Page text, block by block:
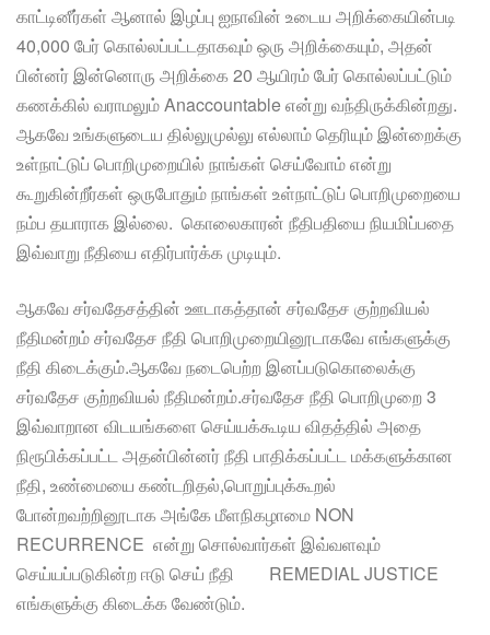
காட்டினீர்கள் ஆனால் இழப்பு ஐநாவின் உடைய அறிக்கையின்படி
40,000 பேர் கொல்லப்பட்டதாகவும் ஒரு அறிக்கையும், அதன்
பின்னர் இன்னொரு அறிக்கை 20 ஆயிரம் பேர் கொல்லப்பட்டும்
கணக்கில் வராமலும் Anaccountable என்று வந்திருக்கின்றது.
ஆகவே உங்களுடைய தில்லுமுல்லு எல்லாம் தெரியும் இன்றைக்கு
உள்நாட்டுப் பொறிமுறையில் நாங்கள் செய்வோம் என்று
கூறுகின்றீர்கள் ஒருபோதும் நாங்கள் உள்நாட்டுப் பொறிமுறையை
நம்ப தயாராக இல்லை. கொலைகாரன் நீதிபதியை நியமிப்பதை
இவ்வாறு நீதியை எதிர்பார்க்க முடியும்.
ஆகவே சர்வதேசத்தின் ஊடாகத்தான் சர்வதேச குற்றவியல்
நீதிமன்றம் சர்வதேச நீதி பொறிமுறையினூடாகவே எங்களுக்கு
நீதி கிடைக்கும்.ஆகவே நடைபெற்ற இனப்படுகொலைக்கு
சர்வதேச குற்றவியல் நீதிமன்றம்.சர்வதேச நீதி பொறிமுறை 3
இவ்வாறான விடயங்களை செய்யக்கூடிய விதத்தில் அதை
நிரூபிக்கப்பட்ட அதன்பின்னர் நீதி பாதிக்கப்பட்ட மக்களுக்கான
நீதி, உண்மையை கண்டறிதல்,பொறுப்புக்கூறல்
போன்றவற்றினூடாக அங்கே மீளநிகழாமை NON
RECURRENCE என்று சொல்வார்கள் இவ்வளவும்
செய்யப்படுகின்ற ஈடு செய் நீதி REMEDIAL JUSTICE
எங்களுக்கு கிடைக்க வேண்டும்.